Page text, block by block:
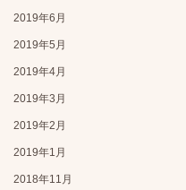
2019年6月
2019年5月
2019年4月
2019年3月
2019年2月
2019年1月
2018年11月